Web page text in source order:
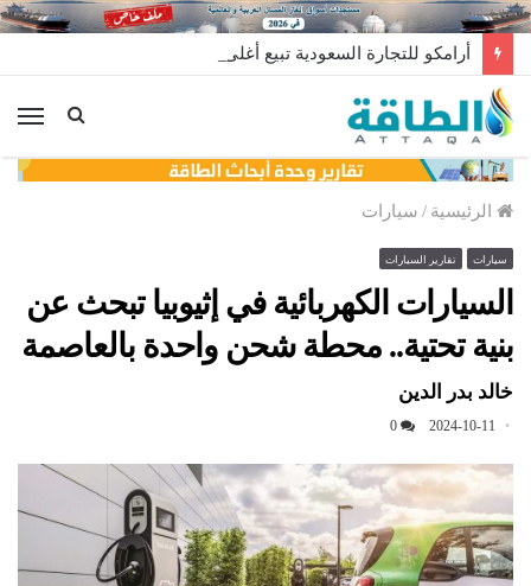
الرئيسية / سيارات
سيارات تقارير السيارات
السيارات الكهربائية في إثيوبيا تبحث عن
بنية تحتية.. محطة شحن واحدة بالعاصمة
خالد بدر الدين
2024-10-11
0